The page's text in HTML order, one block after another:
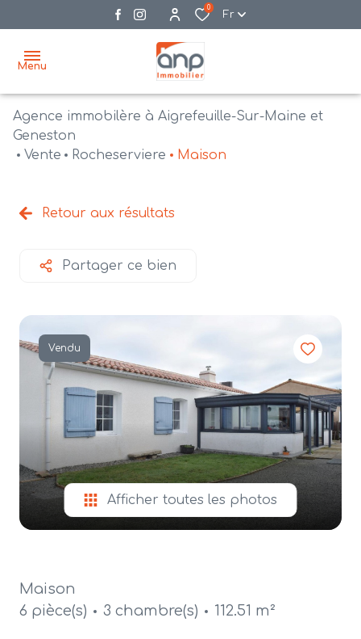
0
Fr
Menu
accueil
vente
agences
estimation
Agence immobilère à Aigrefeuille-Sur-Maine et
Geneston
Vente
Rocheserviere Maison
Retour aux résultats
Partager ce bien
Vendu
Afficher toutes les photos
Maison
6 pièce(s)
3 chambre(s) 112.51 m²